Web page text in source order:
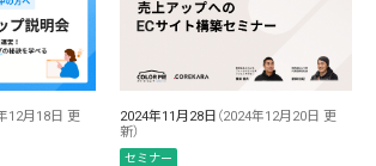
12月18日 更
2024年11月28日 （2024年12月20日 更
新）
セミナー